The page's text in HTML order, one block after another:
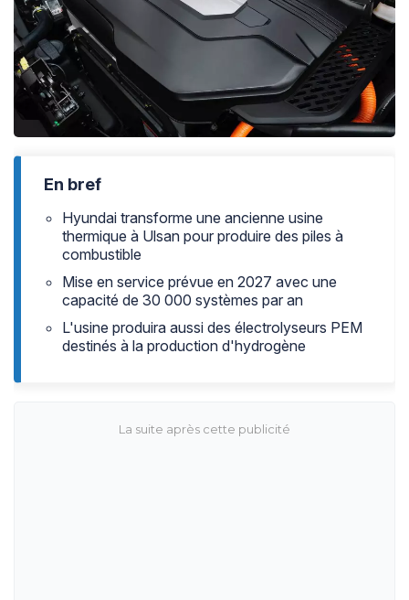
En bref
Hyundai transforme une ancienne usine
thermique à Ulsan pour produire des piles à
combustible
Mise en service prévue en 2027 avec une
capacité de 30 000 systèmes par an
L'usine produira aussi des électrolyseurs PEM
destinés à la production d'hydrogène